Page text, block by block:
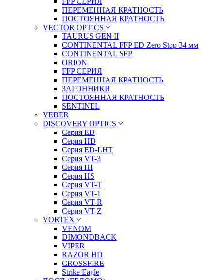
ПЕРЕМЕННАЯ КРАТНОСТЬ
ПОСТОЯННАЯ КРАТНОСТЬ
VECTOR OPTICS
TAURUS GEN II
CONTINENTAL FFP ED Zero Stop 34 мм
CONTINENTAL SFP
ORION
FFP СЕРИЯ
ПЕРЕМЕННАЯ КРАТНОСТЬ
ЗАГОННИКИ
ПОСТОЯННАЯ КРАТНОСТЬ
SENTINEL
VEBER
DISCOVERY OPTICS
Серия ED
Серия HD
Серия ED-LHT
Серия VT-3
Серия HI
Серия HS
Серия VT-T
Серия VT-1
Серия VT-R
Серия VT-Z
VORTEX
VENOM
DIMONDBACK
VIPER
RAZOR HD
CROSSFIRE
Strike Eagle